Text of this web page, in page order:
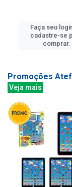
Faça seu
cadastre-se
comprar.
Promoções Atef
Veja mais